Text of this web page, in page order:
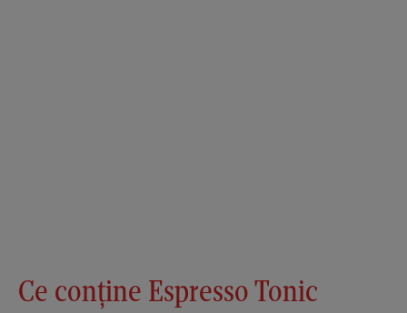
Ce conține Espresso Tonic